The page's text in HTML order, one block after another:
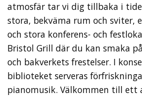
atmosfär tar vi dig tillbaka i
stora, bekväma rum och sviter,
och stora konferens- och
Bristol Grill där du kan smaka
och bakverkets frestelser. I
biblioteket serveras
pianomusik. Välkommen till ett